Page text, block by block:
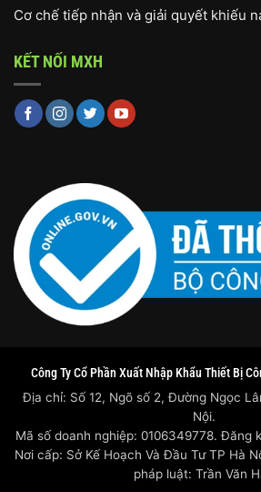
Cơ chế tiếp nhận và giải quyết khiếu
KẾT NỐI MXH
Công Ty Cổ Phần Xuất Nhập Khẩu Thiết Bị
Địa chỉ: Số 12, Ngõ số 2, Đường Ngọc
Nội.
Mã số doanh nghiệp: 0106349778. Đăng
Nơi cấp: Sở Kế Hoạch Và Đầu Tư TP Hà
pháp luật: Trần Văn